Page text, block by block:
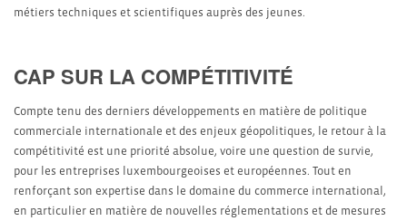
métiers techniques et scientifiques auprès des jeunes.
CAP SUR LA COMPÉTITIVITÉ
Compte tenu des derniers développements en matière de politique
commerciale internationale et des enjeux géopolitiques, le retour à la
compétitivité est une priorité absolue, voire une question de survie,
pour les entreprises luxembourgeoises et européennes. Tout en
renforçant son expertise dans le domaine du commerce international,
en particulier en matière de nouvelles réglementations et de mesures